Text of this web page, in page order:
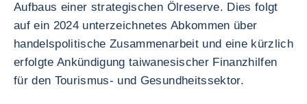
Aufbaus einer strategischen Ölreserve. Dies folgt
auf ein 2024 unterzeichnetes Abkommen über
handelspolitische Zusammenarbeit und eine kürzlich
erfolgte Ankündigung taiwanesischer Finanzhilfen
für den Tourismus- und Gesundheitssektor.